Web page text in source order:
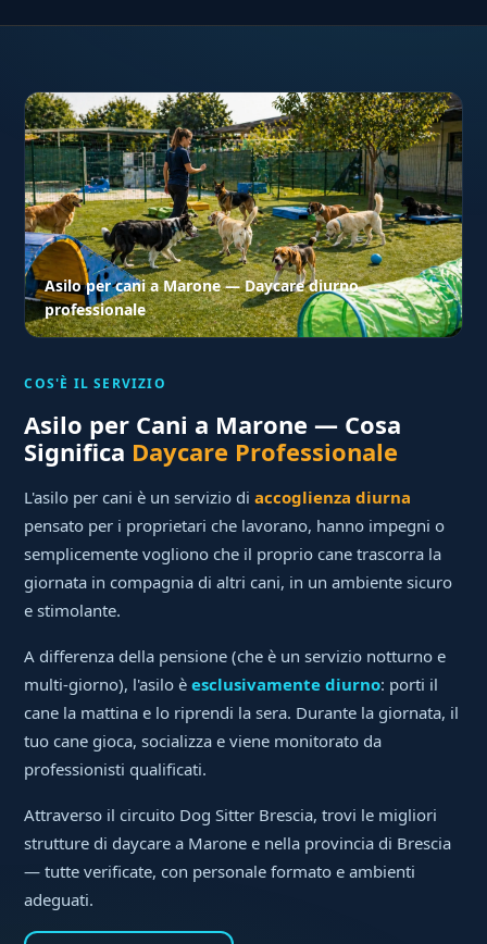
Asilo per cani a Marone — Daycare diurno
professionale
COS'È IL SERVIZIO
Asilo per Cani a Marone — Cosa
Significa Daycare Professionale
L'asilo per cani è un servizio diaccoglienza diurna
pensato per i proprietari che lavorano, hanno impegni o
semplicemente vogliono che il proprio cane trascorra la
giornata in compagnia di altri cani, in un ambiente sicuro
e stimolante.
A differenza della pensione (che è un servizio notturno e
multi-giorno), l'asilo èesclusivamente diurno: porti il
cane la mattina e lo riprendi la sera. Durante la giornata, il
tuo cane gioca, socializza e viene monitorato da
professionisti qualificati.
Attraverso il circuito Dog Sitter Brescia, trovi le migliori
strutture di daycare a Marone e nella provincia di Brescia
— tutte verificate, con personale formato e ambienti
adeguati.